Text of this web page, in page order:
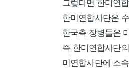
그렇다면 한미연
한미연합사단은
한국측 장병들은
즉 한미연합사단
미연합사단에 소